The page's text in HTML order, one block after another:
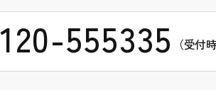
555335 （受付